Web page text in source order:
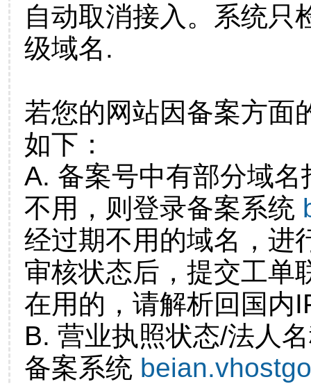
自动取消接入。系统只
级域名.
若您的网站因备案方面
如下：
A. 备案号中有部分域
不用，则登录备案系统
经过期不用的域名，进
审核状态后，提交工单
在用的，请解析回国内
B. 营业执照状态/法人
备案系统